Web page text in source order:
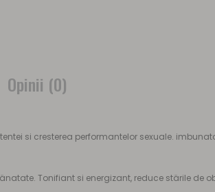
Opinii (0)
si cresterea performantelor sexuale.
Tonifiant si energizant, reduce stärile de